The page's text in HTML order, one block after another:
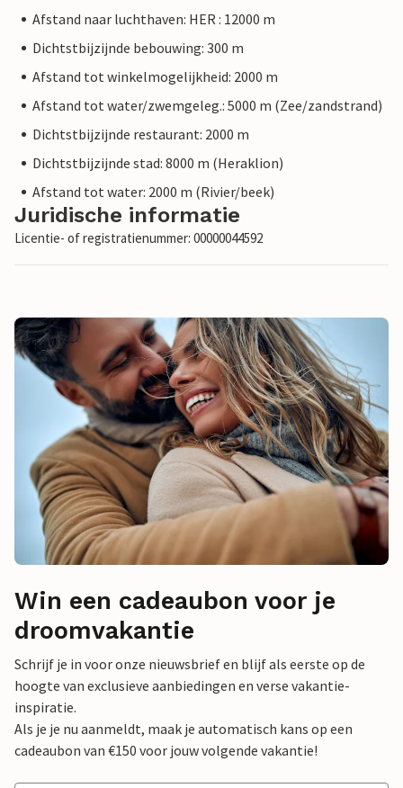
Afstand naar luchthaven: HER : 12000 m
Dichtstbijzijnde bebouwing: 300 m
Afstand tot winkelmogelijkheid: 2000 m
Afstand tot water/zwemgeleg.: 5000 m (Zee/zandstrand)
Dichtstbijzijnde restaurant: 2000 m
Dichtstbijzijnde stad: 8000 m (Heraklion)
Afstand tot water: 2000 m (Rivier/beek)
Juridische informatie
Licentie- of registratienummer: 00000044592
Win een cadeaubon voor je
droomvakantie
Schrijf je in voor onze nieuwsbrief en blijf als eerste op de
hoogte van exclusieve aanbiedingen en verse vakantie-
inspiratie.
Als je je nu aanmeldt, maak je automatisch kans op een
cadeaubon van €150 voor jouw volgende vakantie!